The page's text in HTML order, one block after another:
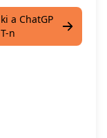
a ChatGP
T-n